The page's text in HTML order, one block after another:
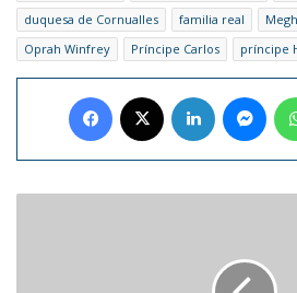
duquesa de Cornualles
familia real
Oprah Winfrey
Príncipe Carlos príncipe
Facebook LinkedIn